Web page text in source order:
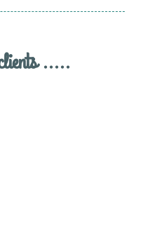
.....